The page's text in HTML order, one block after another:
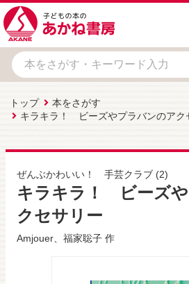
トップ
本をさがす
キラキラ！ ビーズやプラバンのアク
ぜんぶかわいい！ 手芸クラブ (2)
キラキラ！ ビーズ
クセサリー
Amjouer 福家聡子 作